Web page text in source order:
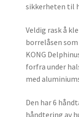
sikkerheten til
Veldig rask å
borrelåsen
KONG
forfra under
med
Den har 6
håndtering av